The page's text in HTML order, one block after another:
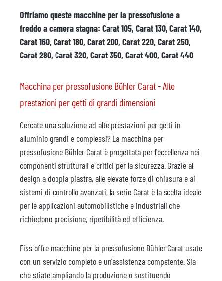
Offriamo queste macchine per la pressofusione a
freddo a camera stagna: Carat 105, Carat 130, Carat 140,
Carat 160, Carat 180, Carat 200, Carat 220, Carat 250,
Carat 280, Carat 320, Carat 350, Carat 400, Carat 440
Macchina per pressofusione Bühler Carat - Alte
prestazioni per getti di grandi dimensioni
Cercate una soluzione ad alte prestazioni per getti in
alluminio grandi e complessi? La macchina per
pressofusione Bühler Carat è progettata per l'eccellenza nei
componenti strutturali e critici per la sicurezza. Grazie al
design a doppia piastra, alle elevate forze di chiusura e ai
sistemi di controllo avanzati, la serie Carat è la scelta ideale
per le applicazioni automobilistiche e industriali che
richiedono precisione, ripetibilità ed efficienza.
Fiss offre macchine per la pressofusione Bühler Carat usate
con un servizio completo e un'assistenza competente. Sia
che stiate ampliando la produzione o sostituendo